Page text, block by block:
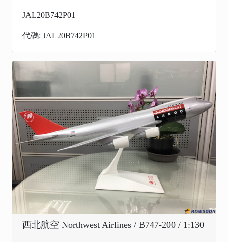
JAL20B742P01
代碼: JAL20B742P01
西北航空 Northwest Airlines / B747-200 / 1:130